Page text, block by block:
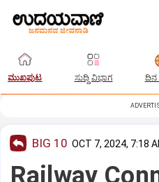
ಮುಖಪುಟ ಸುದ್ದಿ ವಿಭಾಗ ದಿನ
BIG 10 OCT 7, 2024, 7:18
Railway